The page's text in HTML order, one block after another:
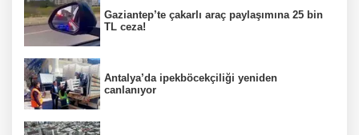
Gaziantep’te çakarlı araç paylaşımına 25 bin
TL ceza!
Antalya’da ipekböcekçiliği yeniden
canlanıyor